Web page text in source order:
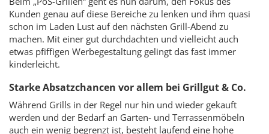
Kunden genau auf diese Bereiche zu lenken und ihm quasi
schon im Laden Lust auf den nächsten Grill-Abend zu
machen. Mit einer gut durchdachten und vielleicht auch
etwas pfiffigen Werbegestaltung gelingt das fast immer
kinderleicht.
Starke Absatzchancen vor allem bei Grillgut & Co.
Während Grills in der Regel nur hin und wieder gekauft
werden und der Bedarf an Garten- und Terrassenmöbeln
auch ein wenig begrenzt ist, besteht laufend eine hohe